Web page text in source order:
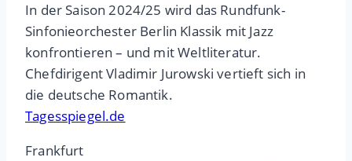
In der Saison 2024/25 wird das Rundfunk-
Sinfonieorchester Berlin Klassik mit Jazz
konfrontieren – und mit Weltliteratur.
Chefdirigent Vladimir Jurowski vertieft sich in
die deutsche Romantik.
Tagesspiegel.de
Frankfurt